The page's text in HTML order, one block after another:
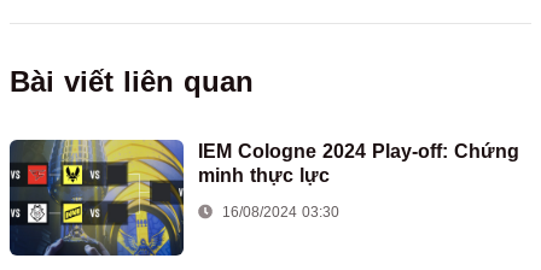
Bài viết liên quan
IEM Cologne 2024 Play-off: Chứng
minh thực lực
16/08/2024 03:30